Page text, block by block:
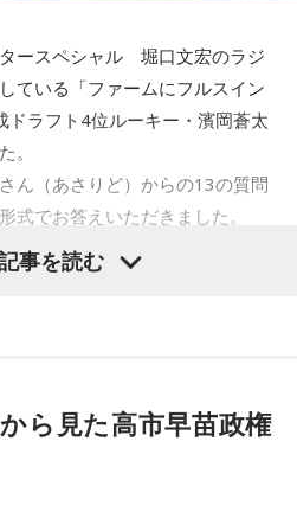
Broken my toybox / ポップし
ASH / 奔走狂走局 / 前髪ぱ
今 / Meg Bonus / Messy last
/ やさしいみらい / 夜叉子 /
希 / YUSII / 余生 / 夜々 / （夜
こぶX / らそんぶる / Lanaruta /
ガール！！ / roi bob / wata /
BEYOND / BIGCAT / BRONZE /
vijon / CONPASS / DROP / FANJ
/ フジタカコ / Black petrol /
/ BESPER / berry meet /
まおた / maya twiggy / めっちゃ
ナタ / 山合圭吾 / 山本大斗 / 吉凶
PIANO / ラナメリサ /
/ Яu-a / ルサンチマン /
周平とじゃがいもフィルハーモ
ぽっぽ / cupid tem / ぎゅる子 /
イジーウォウウォ!! / Groggy-
集委員の鈴木亮、進行はフリー
タースペシャル 堀口文宏のラジ
ている「ファームにフルスイン
ドラフト4位ルーキー・濱岡蒼太
。
ん（あさりど）からの13の質問
式でお答えいただきました。
わせました
は何に使いましたか？
事を読む
ら見た高市早苗政権